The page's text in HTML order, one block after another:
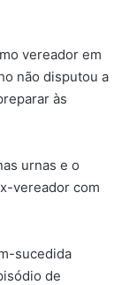
vereador em
não disputou a
às
urnas e o
vereador com
sucedida
de